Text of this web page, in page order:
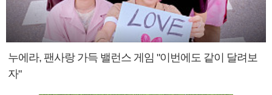
누에라, 팬사랑 가득 밸런스 게임 "이번에도 같이 달려보
자"